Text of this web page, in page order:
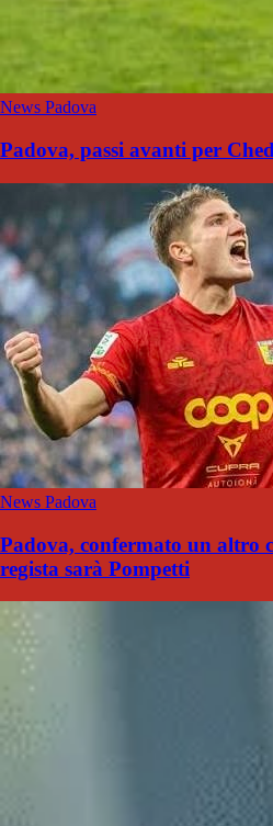
News Padova
Padova, passi avanti per
News Padova
Padova, confermato un altro
regista sarà Pompetti